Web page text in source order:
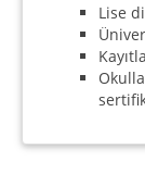
Lise